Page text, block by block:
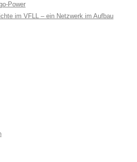
Power
im VFLL – ein Netzwerk im Aufbau